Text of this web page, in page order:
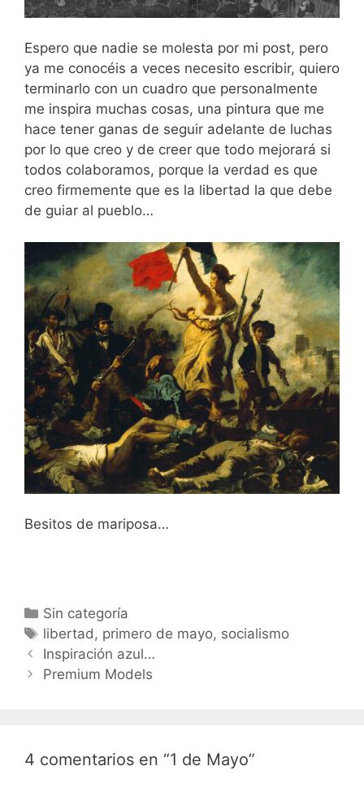
Espero que nadie se molesta por mi post, pero
ya me conocéis a veces necesito escribir, quiero
terminarlo con un cuadro que personalmente
me inspira muchas cosas, una pintura que me
hace tener ganas de seguir adelante de luchas
por lo que creo y de creer que todo mejorará si
todos colaboramos, porque la verdad es que
creo firmemente que es la libertad la que debe
de guiar al pueblo…
Besitos de mariposa…
Categorías
Sin categoría
Etiquetas
libertad , primero de mayo, socialismo
Navegación
de
Inspiración azul…
Premium Models
4 comentarios en “1 de Mayo”